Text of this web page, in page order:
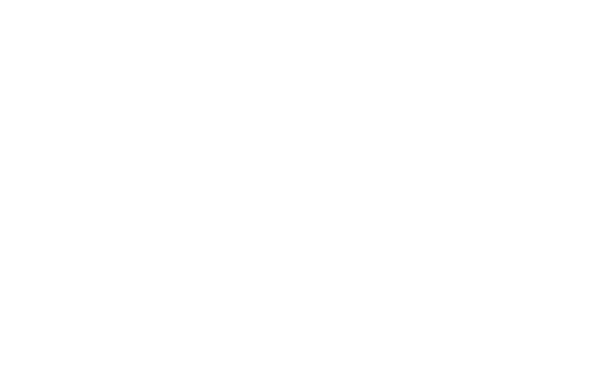
diabetes) az ún. autoimmun betegségek egyik fajtája,
sejteket, és elpusztítja azokat.
- ún. Langerhans-szigeteiben található, inzulintermelő
tehát a vércukorszint szabályozása e
kezdődik. Nevezik még juvenilis, vagy inzulin-
esetén (ld. ott) is szükséges lehet az
,
kevésbé jogosult. Ma még nem ismert pontosan a
játszhatnak ebben.